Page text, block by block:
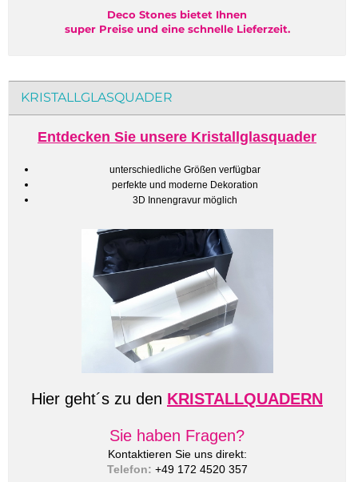
Deco Stones bietet Ihnen
super Preise und eine schnelle Lieferzeit.
KRISTALLGLASQUADER
Entdecken Sie unsere Kristallglasquader
unterschiedliche Größen verfügbar
perfekte und moderne Dekoration
3D Innengravur möglich
Hier geht´s zu den KRISTALLQUADERN
Sie haben Fragen?
Kontaktieren Sie uns direkt:
Telefon: +49 172 4520 357